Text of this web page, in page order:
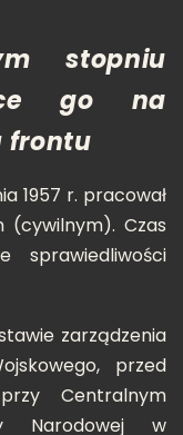
stopniu
go na
frontu
1957 r. pracował
(cywilnym). Czas
sprawiedliwości
zarządzenia
przed
Centralnym
Narodowej w